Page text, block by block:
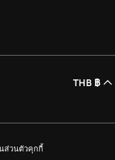
THB ฿
ส่วนตัวคุกกี้